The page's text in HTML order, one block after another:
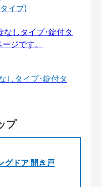
イプ)
しタイプ･錠付タ
プ
ドア 開き戸